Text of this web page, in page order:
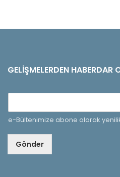
GELIŞMELERDEN HABERDAR
e-Bültenimize abone olarak
Gönder